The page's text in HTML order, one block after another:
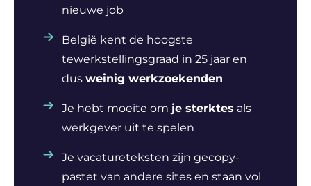
nieuwe job
België kent de hoogste
tewerkstellingsgraad in 25 jaar en
dus weinig werkzoekenden
Je hebt moeite om je sterktes als
werkgever uit te spelen
Je vacatureteksten zijn gecopy-
pastet van andere sites en staan vol